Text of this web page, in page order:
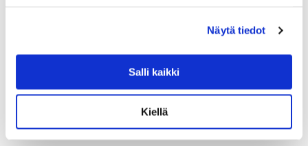
Näytä tiedot
Salli kaikki
Kiellä
LISÄÄ OSTOSKORIIN